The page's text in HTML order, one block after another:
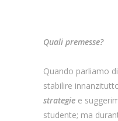
Quali premesse?
Quando parliamo
stabilire
strategie e
studente; ma